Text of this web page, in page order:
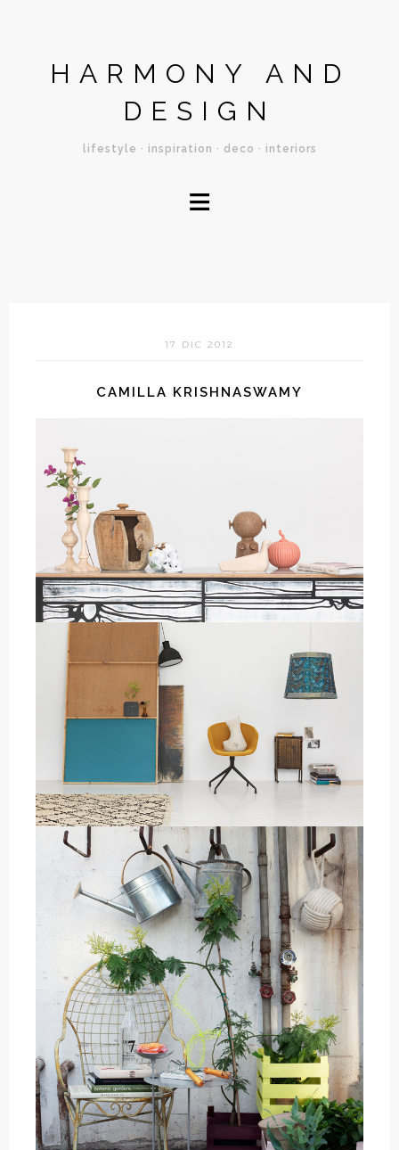
HARMONY AND
DESIGN
lifestyle · inspiration · deco · interiors
≡
17 DIC 2012
CAMILLA KRISHNASWAMY